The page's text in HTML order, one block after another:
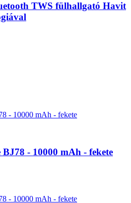
TWS fülhallgató Havit
- 10000 mAh - fekete